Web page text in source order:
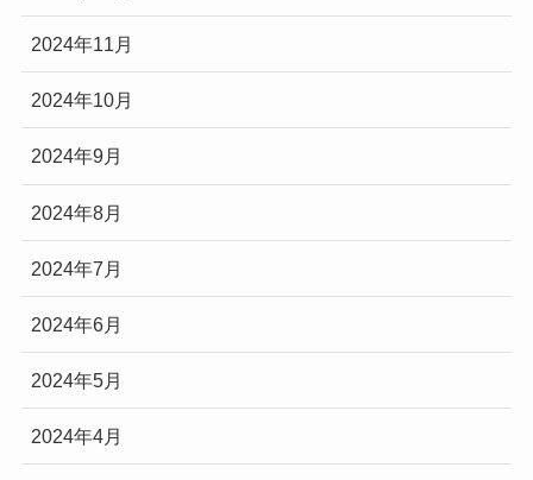
2024年11月
2024年10月
2024年9月
2024年8月
2024年7月
2024年6月
2024年5月
2024年4月